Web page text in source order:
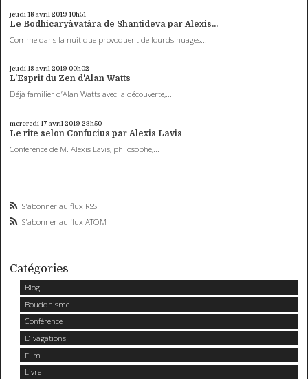
jeudi 18 avril 2019 10h51
Le Bodhicaryâvatâra de Shantideva par Alexis...
Comme dans la nuit que provoquent de lourds nuages...
jeudi 18 avril 2019 00h02
L'Esprit du Zen d'Alan Watts
Déjà familier d’Alan Watts avec la découverte,...
mercredi 17 avril 2019 23h50
Le rite selon Confucius par Alexis Lavis
Conférence de M. Alexis Lavis, philosophe,...
S'abonner au flux RSS
S'abonner au flux ATOM
Catégories
Blog
Bouddhisme
Conférence
Divagations
Film
Livre